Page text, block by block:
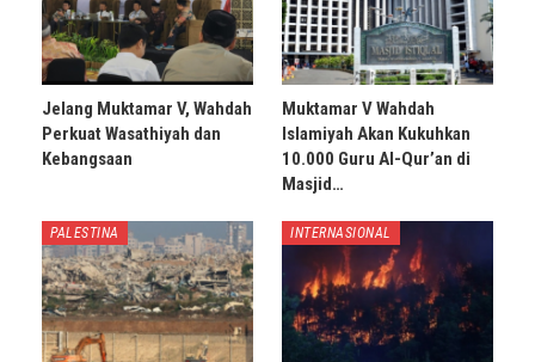
Jelang Muktamar V, Wahdah
Perkuat Wasathiyah dan
Kebangsaan
Muktamar V Wahdah
Islamiyah Akan Kukuhkan
10.000 Guru Al-Qur’an di
Masjid…
PALESTINA INTERNASIONAL